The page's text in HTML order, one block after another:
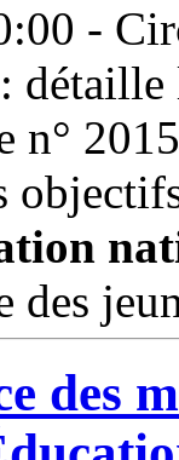
-
détaille
n°
des
des